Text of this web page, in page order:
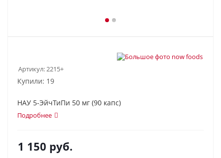
Артикул:2215+
Купили: 19
НАУ 5-ЭйчТиПи 50 мг (90 капс)
Подробнее
1 150 руб.